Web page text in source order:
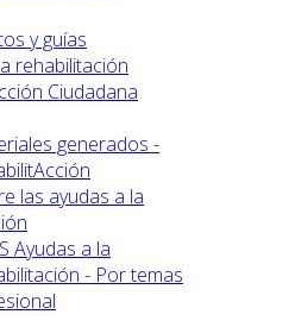
y guías
rehabilitación
Ciudadana
generados -
las ayudas a la
Ayudas a la
- Por temas